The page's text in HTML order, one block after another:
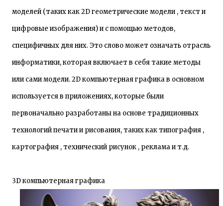
моделей (таких как 2D геометрические модели , текст и
цифровые изображения) и с помощью методов,
специфичных для них. Это слово может означать отрасль
информатики, которая включает в себя такие методы
или сами модели. 2D компьютерная графика в основном
используется в приложениях, которые были
первоначально разработаны на основе традиционных
технологий печати и рисования, таких как типография ,
картография , технический рисунок , реклама и т.д.
3D компьютерная графика